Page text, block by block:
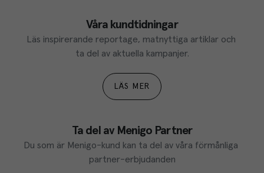
Våra kundtidningar
Läs inspirerande reportage, matnyttiga artiklar och
ta del av aktuella kampanjer.
LÄS MER
Ta del av Menigo Partner
Du som är Menigo-kund kan ta del av våra förmånliga
partner-erbjudanden